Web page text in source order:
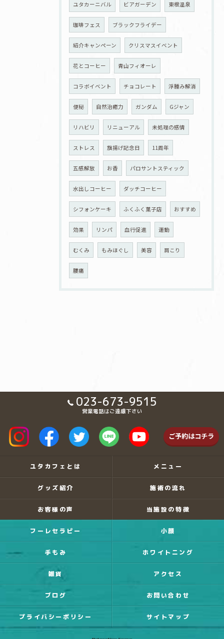
ユタカーニバル ビアガーデン 東根温泉
珈琲フェス ブラックフライデー
紹介キャンペーン クリスマスイベント
花とコーヒー 青山フィオーレ
コラボイベント チョコレート 浮腫み解消
便秘 自然治癒力 ガンダム Gジャン
リハビリ リニューアル 未処理の感情
ストレス 旗揚げ記念日 11周年
五感解放 お香 パロサントスティック
水出しコーヒー ダッチコーヒー
シフォンケーキ ふくふく菓子店 おすすめ
効果 リンパ 血行促進 運動
むくみ もみほぐし 美容 肩こり
腰痛
023-673-9515
営業電話はご遠慮下さい
ご予約はコチラ
ユタカフェとは メニュー
グッズ紹介 施術の流れ
お客様の声 当施設の特徴
フーレセラピー 小顔
手もみ ホワイトニング
雑貨 アクセス
ブログ お問い合わせ
プライバシーポリシー サイトマップ